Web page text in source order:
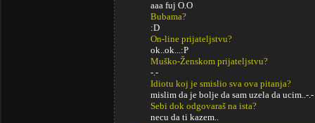
aaa fuj O.O
Bubama?
:D
On-line prijateljstvu?
ok..ok...:P
Muško-Ženskom prijateljstvu?
-.-
Idiotu koj je smislio sva ova pitanja?
mislim da je bolje da sam uzela da ucim..-.-
Sebi dok odgovaraš na ista?
necu da ti kazem..